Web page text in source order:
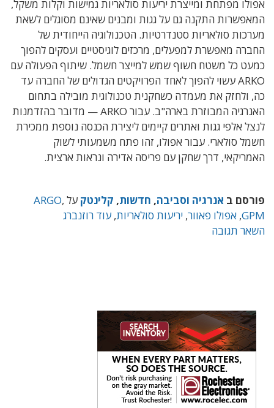
אפולו מפתחת ומייצרת יריעות סולאריות גמישות וקלות משקל,
המאפשרות התקנה גם על גגות ומבנים שאינם מסוגלים לשאת
מערכות סולאריות סטנדרטיות. הטכנולוגיה הייחודית של
החברה מאפשרת למפעלים, מרכזים לוגיסטיים ועסקים להפוך
כמעט כל משטח חשוף שמש למייצר חשמל. שיתוף הפעולה עם
ARKO עשוי להפוך לאחד הפרויקטים הגדולים של החברה עד
כה, ולחזק את מעמדה כשחקנית טכנולוגית מובילה בתחום
האנרגיה המבוזרת בארה"ב. עבור ARKO — מדובר בהזדמנות
לנצל אלפי גגות ואתרים קיימים ליצירת הכנסה נוספת ממכירת
חשמל סולארי. עבור אפולו, זהו פתח משמעותי לשוק
האמריקאי, דרך שחקן עם פריסה אדירה ונראות ארצית.
פורסם ב אנרגיה וסביבה, חדשות, קלינטק על ARGO,
GPM
, אפולו פאוור, יריעות סולאריות, עוד רוזנברג
השאר תגובה